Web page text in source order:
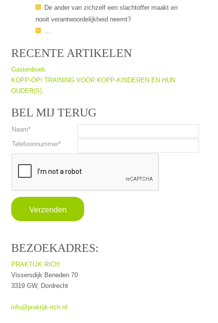
De ander van zichzelf een slachtoffer maakt en
nooit verantwoordelijkheid neemt?
…
RECENTE ARTIKELEN
Gastenboek
KOPP-OP! TRAINING VOOR KOPP-KINDEREN EN HUN
OUDER(S).
BEL MIJ TERUG
Naam*
Telefoonnummer*
BEZOEKADRES:
PRAKTIJK RICH
Vissersdijk Beneden 70
3319 GW, Dordrecht
info@praktijk-rich.nl